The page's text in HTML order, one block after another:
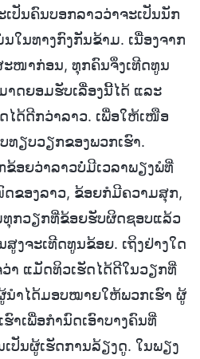
ປັນຄົນບອກລາວວ່າຈະເປັນນັກ
ໃນທາງກົງກັນຂ້າມ. ເນື່ອງຈາກ
ະໜາກ່ອນ, ທຸກຄົນຈຶ່ງເທີດທູນ
າດຍອມຮັບເລື່ອງນີ້ໄດ້ ແລະ
ໄດ້ດີກວ່າລາວ. ເພື່ອໃຫ້ເໜືອ
ທຽບວຽກຂອງພວກເຮົາ.
ຂ້ອຍວ່າລາວບໍ່ມີເວລາພຽງພໍທີ່
ຂອງລາວ, ຂ້ອຍກໍມີຄວາມສຸກ,
ທຸກວຽກທີ່ຂ້ອຍຮັບຜິດຊອບແລ້ວ
ງຈະເທີດທູນຂ້ອຍ. ເຖິງຢ່າງໃດ
າ ແມັດທິວເຮັດໄດ້ດີໃນວຽກທີ່
ຳໄດ້ມອບໝາຍໃຫ້ພວກເຮົາ ຜູ້
າເພື່ອກໍານົດເອົາບາງຄົນທີ່
ປັນຜູ້ເຮັດການລ້ຽງດູ. ໃນພຽງ